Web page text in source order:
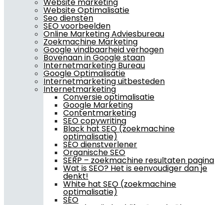
Website Optimalisatie
Seo diensten
SEO voorbeelden
Online Marketing Adviesbureau
Zoekmachine Marketing
Google vindbaarheid verhogen
Bovenaan in Google staan
Internetmarketing Bureau
Google Optimalisatie
Internetmarketing uitbesteden
Internetmarketing
Conversie optimalisatie
Google Marketing
Contentmarketing
SEO copywriting
Black hat SEO (zoekmachine
optimalisatie)
SEO dienstverlener
Organische SEO
SERP – zoekmachine resultaten pagina
Wat is SEO? Het is eenvoudiger dan je
denkt!
White hat SEO (zoekmachine
optimalisatie)
SEO